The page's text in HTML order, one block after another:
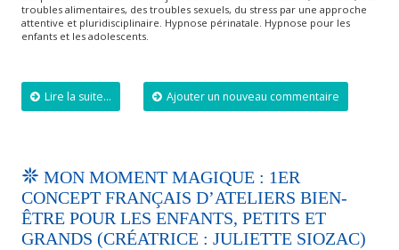
troubles alimentaires, des troubles sexuels, du stress par une approche
attentive et pluridisciplinaire. Hypnose périnatale. Hypnose pour les
enfants et les adolescents.
Lire la suite... Ajouter un nouveau commentaire
MON MOMENT MAGIQUE : 1ER
CONCEPT FRANÇAIS D’ATELIERS BIEN-
ÊTRE POUR LES ENFANTS, PETITS ET
GRANDS (CRÉATRICE : JULIETTE SIOZAC)